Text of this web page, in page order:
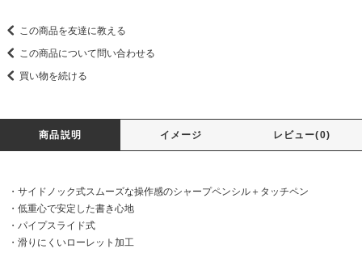
この商品を友達に教える
この商品について問い合わせる
買い物を続ける
商品説明 イメージ レビュー(0)
・サイドノック式スムーズな操作感のシャープペンシル＋タッチペン
・低重心で安定した書き心地
・パイプスライド式
・滑りにくいローレット加工